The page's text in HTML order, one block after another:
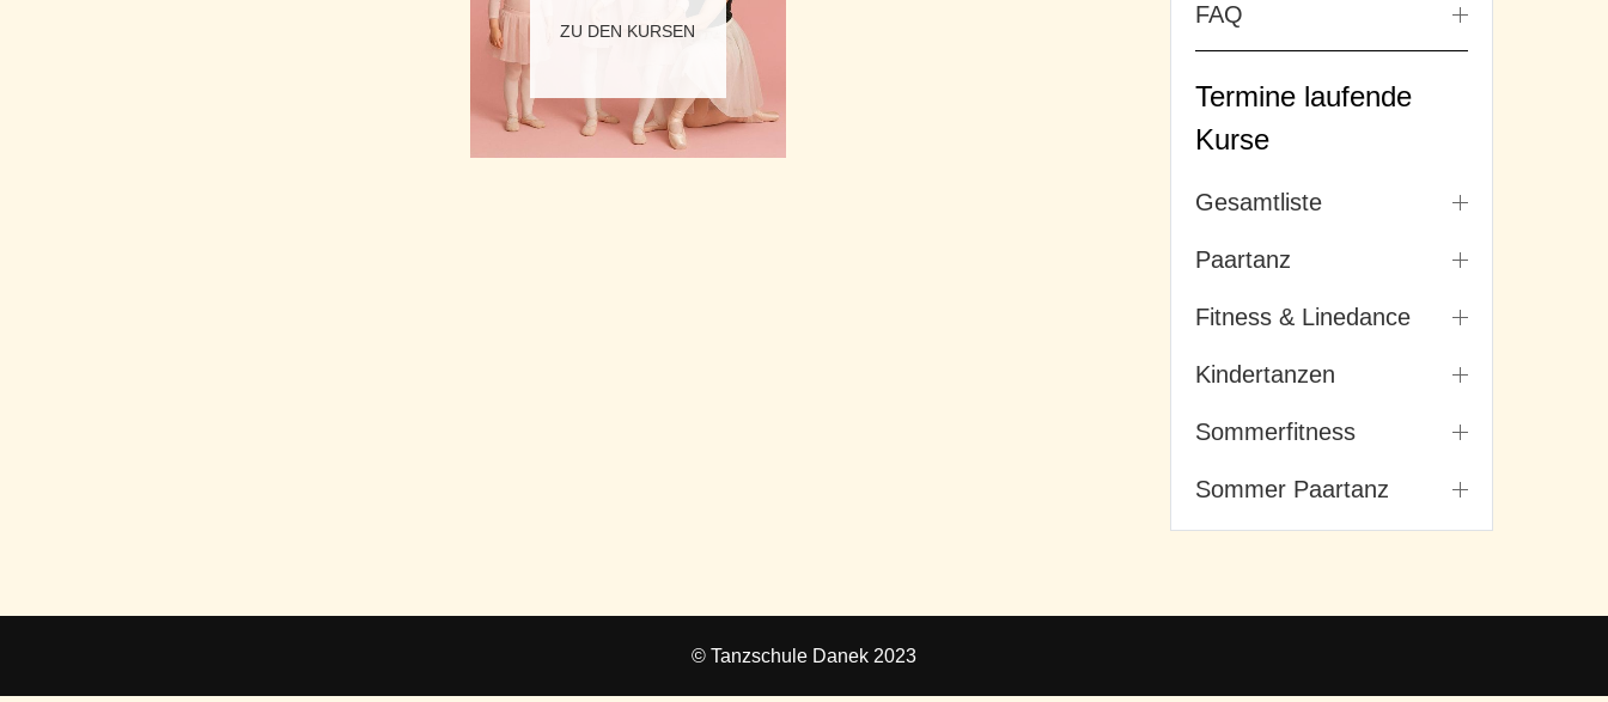
ZU DEN KURSEN
FAQ
Termine laufende
Kurse
Gesamtliste
Paartanz
Fitness & Linedance
Kindertanzen
Sommerfitness
Sommer Paartanz
© Tanzschule Danek 2023